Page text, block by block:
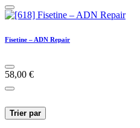
Fisetine – ADN Repair
58,00 €
Trier par